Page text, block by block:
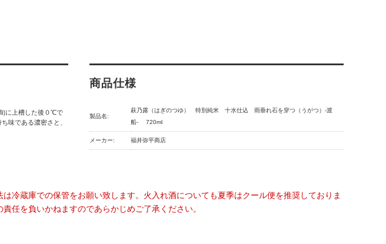
に上槽した後０℃で
味である濃密さと、
商品仕様
製品名:
萩乃露（はぎのつゆ） 特別純米 十水仕込 雨垂れ石を穿つ（うがつ）-渡
船- 720ml
メーカー: 福井弥平商店
冷蔵庫での保管をお願い致します。火入れ酒についても夏季はクール便を推奨しておりま
任を負いかねますのであらかじめご了承ください。